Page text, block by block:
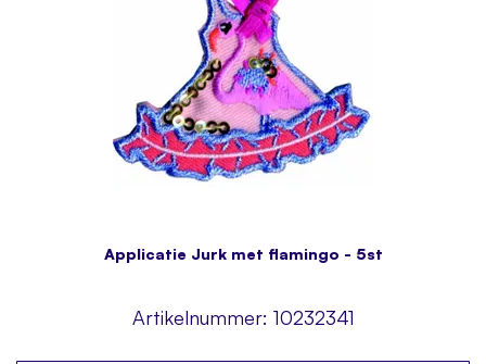
Applicatie Jurk met flamingo - 5st
Artikelnummer: 10232341